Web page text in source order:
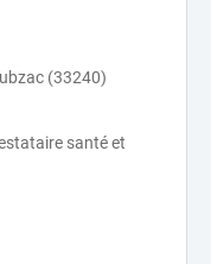
(33240)
santé et